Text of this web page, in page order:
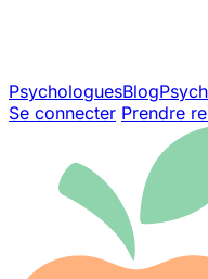
PsychologuesBlog
Se connecter Prendre